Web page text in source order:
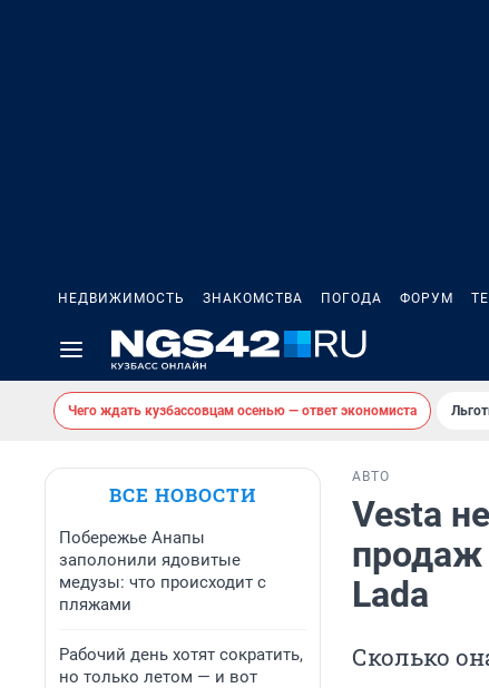
НЕДВИЖИМОСТЬ ЗНАКОМСТВА ПОГОДА ФОРУМ
Чего ждать кузбассовцам осенью — ответ экономиста
ВСЕ НОВОСТИ
Побережье Анапы
заполонили ядовитые
медузы: что происходит с
пляжами
Рабочий день хотят сократить,
но только летом — и вот
АВТО
Vesta
продаж
Lada
Сколько